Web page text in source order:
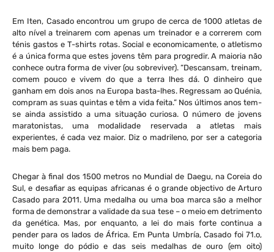
Em Iten, Casado encontrou um grupo de cerca de 1000 atletas de
alto nível a treinarem com apenas um treinador e a correrem com
ténis gastos e T-shirts rotas. Social e economicamente, o atletismo
é a única forma que estes jovens têm para progredir. A maioria não
conhece outra forma de viver (ou sobreviver). “Descansam, treinam,
comem pouco e vivem do que a terra lhes dá. O dinheiro que
ganham em dois anos na Europa basta-lhes. Regressam ao Quénia,
compram as suas quintas e têm a vida feita.” Nos últimos anos tem-
se ainda assistido a uma situação curiosa. O número de jovens
maratonistas, uma modalidade reservada a atletas mais
experientes, é cada vez maior. Diz o madrileno, por ser a categoria
mais bem paga.
Chegar à final dos 1500 metros no Mundial de Daegu, na Coreia do
Sul, e desafiar as equipas africanas é o grande objectivo de Arturo
Casado para 2011. Uma medalha ou uma boa marca são a melhor
forma de demonstrar a validade da sua tese – o meio em detrimento
da genética. Mas, por enquanto, a lei do mais forte continua a
pender para os lados de África. Em Punta Umbría, Casado foi 71.o,
muito longe do pódio e das seis medalhas de ouro (em oito)